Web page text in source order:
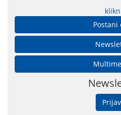
Postani